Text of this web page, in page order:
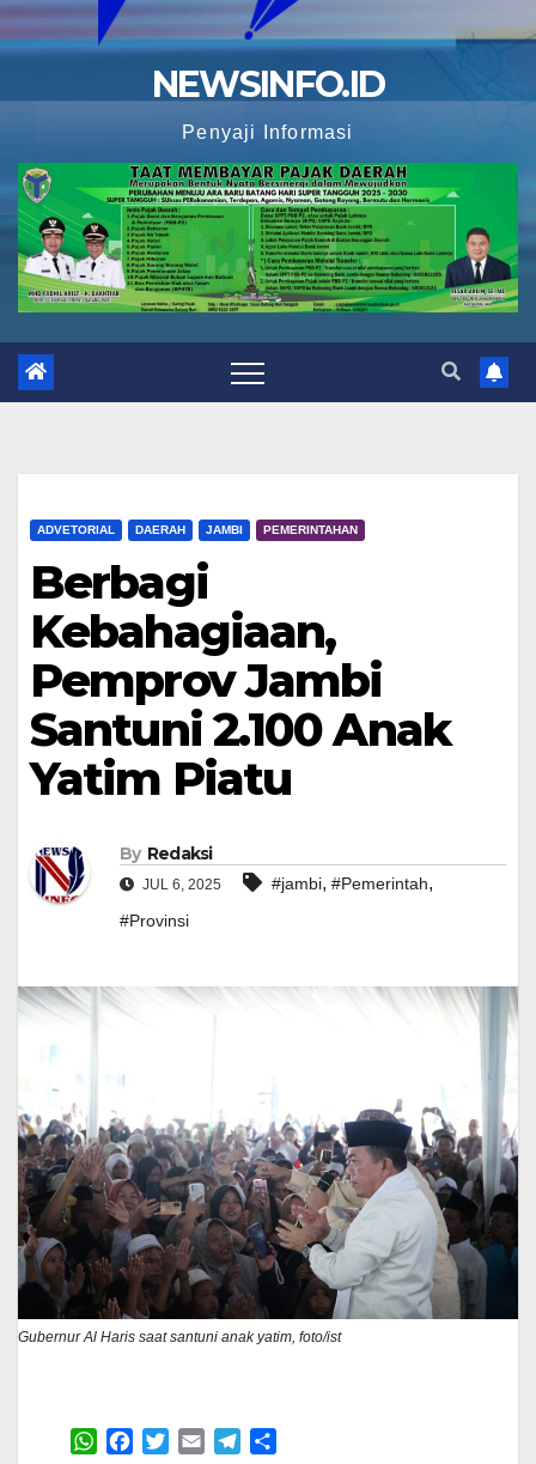
NEWSINFO.ID
Penyaji Informasi
ADVETORIAL DAERAH JAMBI PEMERINTAHAN
Berbagi
Kebahagiaan,
Pemprov Jambi
Santuni 2.100 Anak
Yatim Piatu
By Redaksi
JUL 6, 2025 #jambi, #Pemerintah,
#Provinsi
Gubernur Al Haris saat santuni anak yatim, foto/ist
W